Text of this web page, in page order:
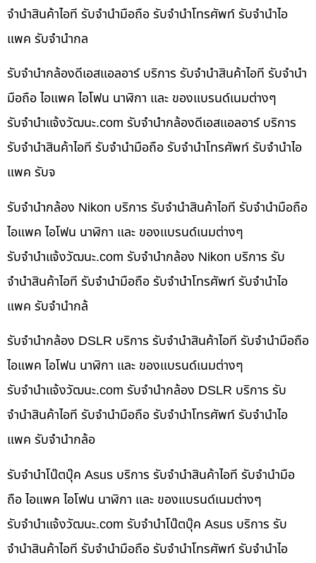
จำนำสินค้าไอที รับจำนำมือถือ รับจำนำโทรศัพท์ รับจำนำไอ
แพค รับจำนำกล
รับจำนำกล้องดีเอสแอลอาร์ บริการ รับจำนำสินค้าไอที รับจำนำ
มือถือ ไอแพค ไอโฟน นาฬิกา และ ของแบรนด์เนมต่างๆ
รับจํานําแจ้งวัฒนะ.com รับจำนำกล้องดีเอสแอลอาร์ บริการ
รับจำนำสินค้าไอที รับจำนำมือถือ รับจำนำโทรศัพท์ รับจำนำไอ
แพค รับจ
รับจำนำกล้อง Nikon บริการ รับจำนำสินค้าไอที รับจำนำมือถือ
ไอแพค ไอโฟน นาฬิกา และ ของแบรนด์เนมต่างๆ
รับจํานําแจ้งวัฒนะ.com รับจำนำกล้อง Nikon บริการ รับ
จำนำสินค้าไอที รับจำนำมือถือ รับจำนำโทรศัพท์ รับจำนำไอ
แพค รับจำนำกล้
รับจำนำกล้อง DSLR บริการ รับจำนำสินค้าไอที รับจำนำมือถือ
ไอแพค ไอโฟน นาฬิกา และ ของแบรนด์เนมต่างๆ
รับจํานําแจ้งวัฒนะ.com รับจำนำกล้อง DSLR บริการ รับ
จำนำสินค้าไอที รับจำนำมือถือ รับจำนำโทรศัพท์ รับจำนำไอ
แพค รับจำนำกล้อ
รับจำนำโน๊ตบุ๊ค Asus บริการ รับจำนำสินค้าไอที รับจำนำมือ
ถือ ไอแพค ไอโฟน นาฬิกา และ ของแบรนด์เนมต่างๆ
รับจํานําแจ้งวัฒนะ.com รับจำนำโน๊ตบุ๊ค Asus บริการ รับ
จำนำสินค้าไอที รับจำนำมือถือ รับจำนำโทรศัพท์ รับจำนำไอ